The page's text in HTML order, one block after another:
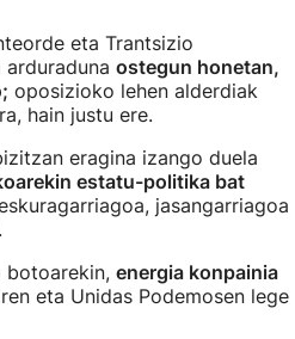
eta Trantsizio
ostegun honetan,
oposizioko lehen alderdiak
hain justu ere.
eragina izango duela
estatu-politika bat
jasangarriagoa
botoarekin, energia konpainia
eta Unidas Podemosen lege